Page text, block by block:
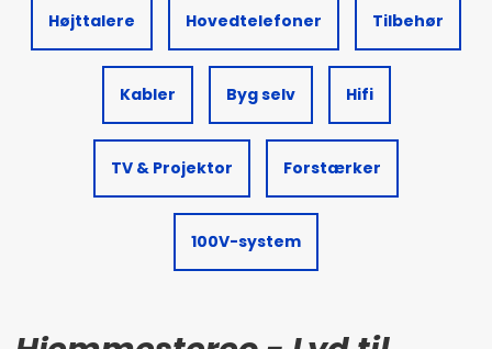
Højttalere Hovedtelefoner Tilbehør
Kabler Byg selv Hifi
TV & Projektor Forstærker
100V-system